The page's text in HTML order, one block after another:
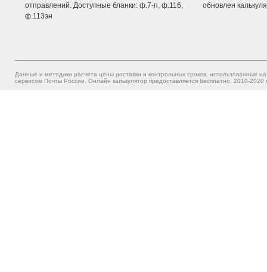
отправлений. Доступные бланки: ф.7-п, ф.116,
ф.113эн
обновлен
Данные и методики расчета цены доставки и контрольных сроков, использованные
сервисом Почты России. Онлайн калькулятор предоставляется бесплатно. 2010-2020